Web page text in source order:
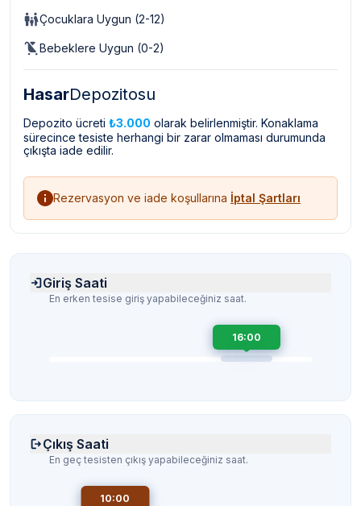
Çocuklara Uygun (2-12)
Bebeklere Uygun (0-2)
HasarDepozitosu
Depozito ücreti ₺3.000 olarak belirlenmiştir. Konaklama
sürecince tesiste herhangi bir zarar olmaması durumunda
çıkışta iade edilir.
Rezervasyon ve iade koşullarına İptal Şartları
Giriş Saati
En erken tesise giriş yapabileceğiniz saat.
16:00
Çıkış Saati
En geç tesisten çıkış yapabileceğiniz saat.
10:00